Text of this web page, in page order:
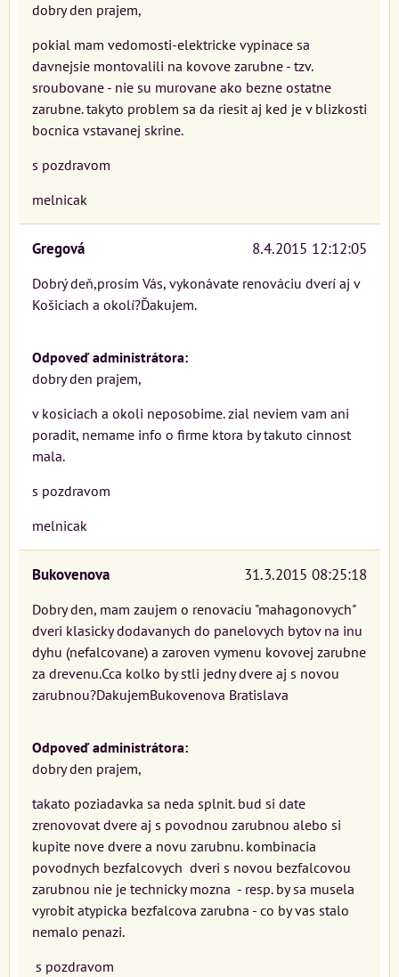
dobry den prajem,
pokial mam vedomosti-elektricke vypinace sa
davnejsie montovalili na kovove zarubne - tzv.
sroubovane - nie su murovane ako bezne ostatne
zarubne. takyto problem sa da riesit aj ked je v blizkosti
bocnica vstavanej skrine.
s pozdravom
melnicak
Gregová 8.4.2015 12:12:05
Dobrý deň,prosím Vás, vykonávate renováciu dverí aj v
Košiciach a okolí?Ďakujem.
Odpoveď administrátora:
dobry den prajem,
v kosiciach a okoli neposobime. zial neviem vam ani
poradit, nemame info o firme ktora by takuto cinnost
mala.
s pozdravom
melnicak
Bukovenova 31.3.2015 08:25:18
Dobry den, mam zaujem o renovaciu "mahagonovych"
dveri klasicky dodavanych do panelovych bytov na inu
dyhu (nefalcovane) a zaroven vymenu kovovej zarubne
za drevenu.Cca kolko by stli jedny dvere aj s novou
zarubnou?DakujemBukovenova Bratislava
Odpoveď administrátora:
dobry den prajem,
takato poziadavka sa neda splnit. bud si date
zrenovovat dvere aj s povodnou zarubnou alebo si
kupite nove dvere a novu zarubnu. kombinacia
povodnych bezfalcovych dveri s novou bezfalcovou
zarubnou nie je technicky mozna - resp. by sa musela
vyrobit atypicka bezfalcova zarubna - co by vas stalo
nemalo penazi.
s pozdravom